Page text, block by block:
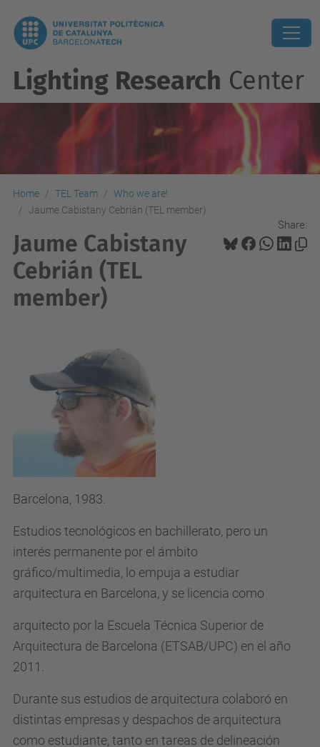
Lighting Research Center
Home TEL Team
Who we are!
Jaume Cabistany Cebrián (TEL member)
Share:
Jaume Cabistany
Cebrián (TEL
member)
Barcelona, 1983.
Estudios tecnológicos en bachillerato, pero un
interés permanente por el ámbito
gráfico/multimedia, lo empuja a estudiar
arquitectura en Barcelona, y se licencia como
arquitecto por la Escuela Técnica Superior de
Arquitectura de Barcelona (ETSAB/UPC) en el año
2011.
Durante sus estudios de arquitectura colaboró en
distintas empresas y despachos de arquitectura
como estudiante, tanto en tareas de delineación